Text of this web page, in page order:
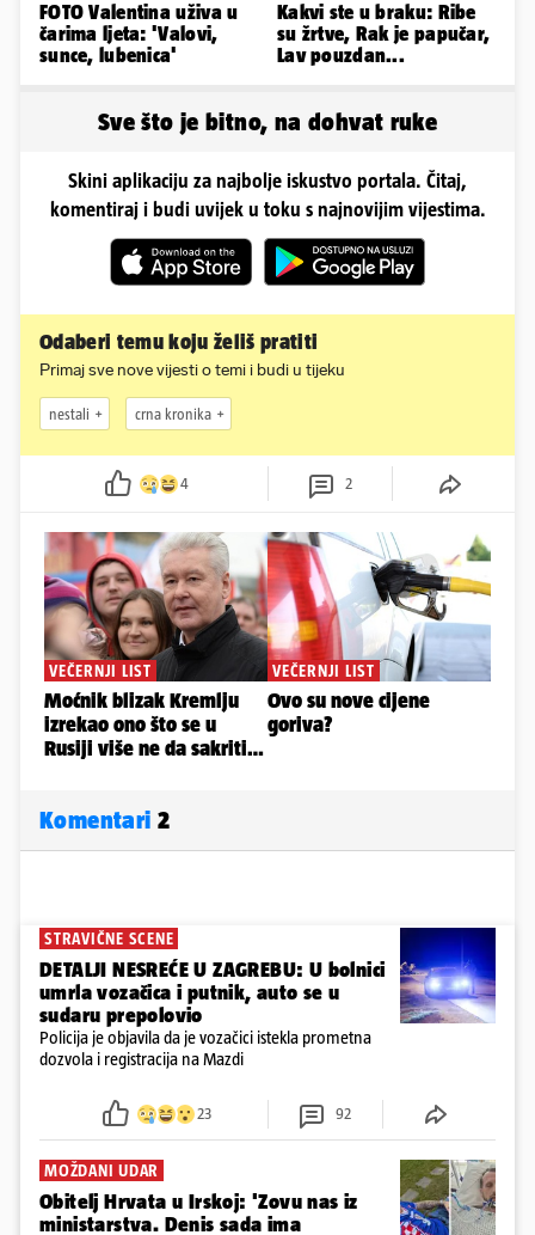
FOTO Valentina uživa u
čarima ljeta: 'Valovi,
sunce, lubenica'
Kakvi ste u braku: Ribe
su žrtve, Rak je papučar,
Lav pouzdan...
Sve što je bitno, na dohvat ruke
Skini aplikaciju za najbolje iskustvo portala. Čitaj,
komentiraj i budi uvijek u toku s najnovijim vijestima.
Odaberi temu koju želiš pratiti
Primaj sve nove vijesti o temi i budi u tijeku
nestali crna kronika
4 2
Komentari 2
STRAVIČNE SCENE
DETALJI NESREĆE U ZAGREBU: U bolnici
umrla vozačica i putnik, auto se u
sudaru prepolovio
Policija je objavila da je vozačici istekla prometna
dozvola i registracija na Mazdi
23 92
MOŽDANI UDAR
Obitelj Hrvata u Irskoj: 'Zovu nas iz
ministarstva. Denis sada ima